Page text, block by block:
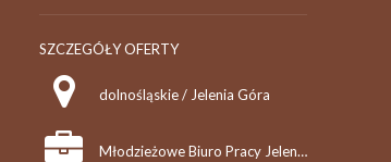
SZCZEGÓŁY OFERTY
dolnośląskie / Jelenia Góra
Młodzieżowe Biuro Pracy Jelenia Góra